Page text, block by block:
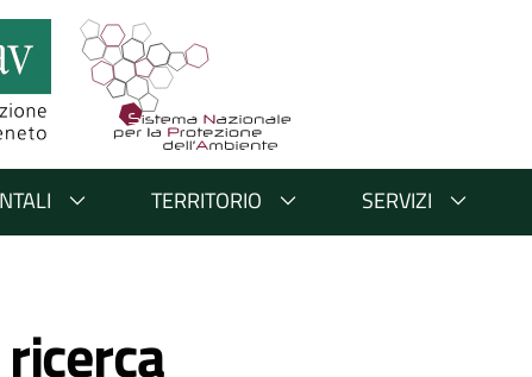
TERRITORIO SERVIZI